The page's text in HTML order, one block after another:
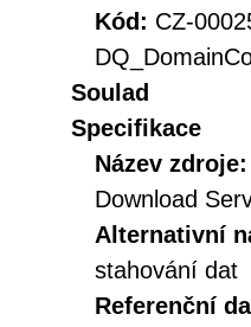
Kód: CZ-
Soulad
Specifikace
Název zdroje:
Download
Alternativní
stahování dat
Referenční